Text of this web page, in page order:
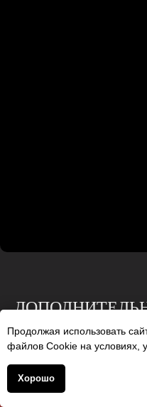
ПОЗАЩИТЕ
Продолжая использовать
файлов Cookie на условиях,
Хорошо